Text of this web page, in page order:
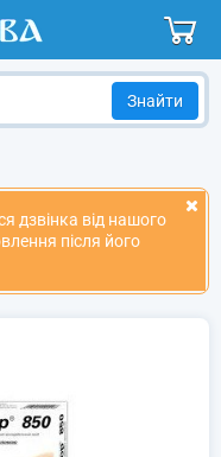
дзвінка від нашого
після його